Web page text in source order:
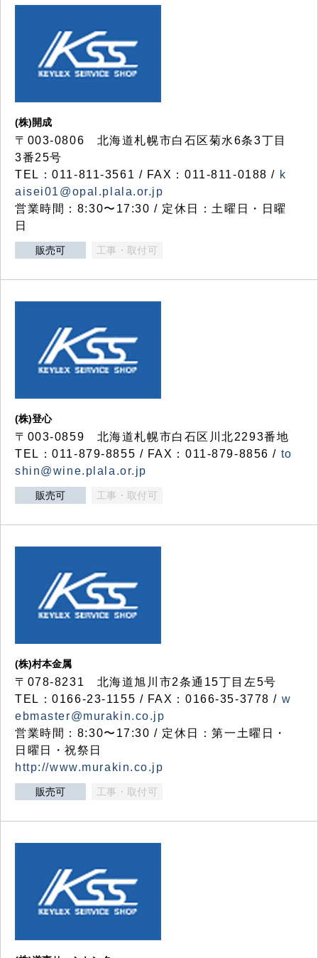
(株)開成
〒003-0806 北海道札幌市白石区菊水6条3丁目
3番25号
TEL：011-811-3561 / FAX：011-811-0188 / k
aisei01@opal.plala.or.jp
営業時間：8:30〜17:30 / 定休日：土曜日・日曜
日
販売可 工事・取付可
(株)登心
〒003-0859 北海道札幌市白石区川北2293番地
TEL：011-879-8855 / FAX：011-879-8856 / to
shin@wine.plala.or.jp
販売可 工事・取付可
(株)村本金属
〒078-8231 北海道旭川市2条通15丁目左5号
TEL：0166-23-1155 / FAX：0166-35-3778 / w
ebmaster@murakin.co.jp
営業時間：8:30〜17:30 / 定休日：第一土曜日・
日曜日・祝祭日
http://www.murakin.co.jp
販売可 工事・取付可